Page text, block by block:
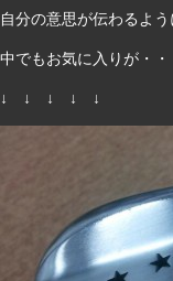
自分の意思が伝わるよ
中でもお気に入りが・・
↓ ↓ ↓ ↓ ↓